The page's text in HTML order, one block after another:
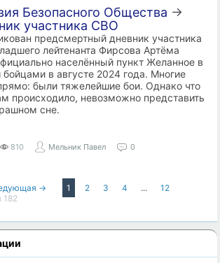
Безопасного Общества →
участника СВО
предсмертный дневник участника
лейтенанта Фирсова Артёма
населённый пункт Желанное в
в августе 2024 года. Многие
были тяжелейшие бои. Однако что
происходило, невозможно представить
сне.
810 Мельник Павел 0
→ 1 2 3 4 ...
12
182